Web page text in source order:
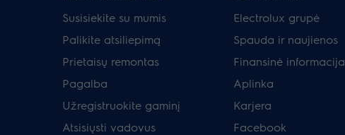
Susisiekite su mumis
Palikite atsiliepimą
Prietaisų remontas
Pagalba
Užregistruokite gaminį
Atsisiųsti vadovus
Electrolux grupė
Spauda ir naujienos
Finansinė informacija
Aplinka
Karjera
Facebook